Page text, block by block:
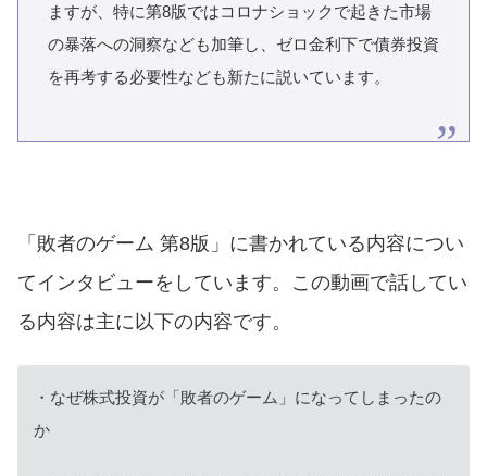
ますが、特に第8版ではコロナショックで起きた市場
の暴落への洞察なども加筆し、ゼロ金利下で債券投資
を再考する必要性なども新たに説いています。
「敗者のゲーム 第8版」に書かれている内容につい
てインタビューをしています。この動画で話してい
る内容は主に以下の内容です。
・なぜ株式投資が「敗者のゲーム」になってしまったの
か